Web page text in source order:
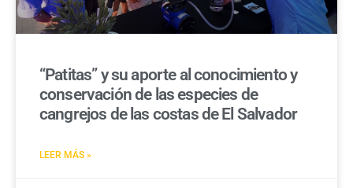
“Patitas” y su aporte al conocimiento y
conservación de las especies de
cangrejos de las costas de El Salvador
LEER MÁS »